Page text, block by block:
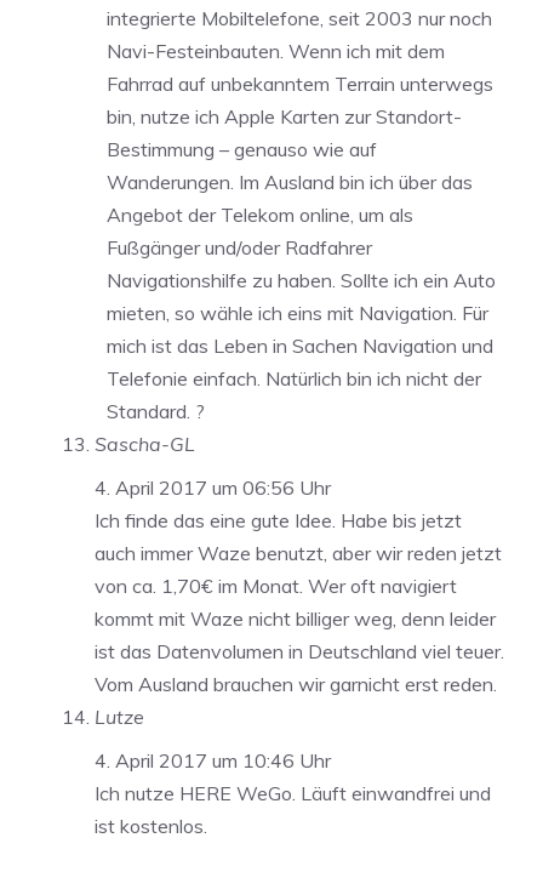
integrierte Mobiltelefone, seit 2003 nur noch
Navi-Festeinbauten. Wenn ich mit dem
Fahrrad auf unbekanntem Terrain unterwegs
bin, nutze ich Apple Karten zur Standort-
Bestimmung – genauso wie auf
Wanderungen. Im Ausland bin ich über das
Angebot der Telekom online, um als
Fußgänger und/oder Radfahrer
Navigationshilfe zu haben. Sollte ich ein Auto
mieten, so wähle ich eins mit Navigation. Für
mich ist das Leben in Sachen Navigation und
Telefonie einfach. Natürlich bin ich nicht der
Standard. ?
Sascha-GL
4. April 2017 um 06:56 Uhr
Ich finde das eine gute Idee. Habe bis jetzt
auch immer Waze benutzt, aber wir reden jetzt
von ca. 1,70€ im Monat. Wer oft navigiert
kommt mit Waze nicht billiger weg, denn leider
ist das Datenvolumen in Deutschland viel teuer.
Vom Ausland brauchen wir garnicht erst reden.
Lutze
4. April 2017 um 10:46 Uhr
Ich nutze HERE WeGo. Läuft einwandfrei und
ist kostenlos.